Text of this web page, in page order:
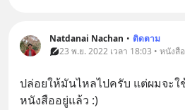
Natdanai Nachan • ติดตาม
23 พ.ย. 2022 เวลา 18:03 • หนังสือ
ปล่อยให้มันไหลไปครับ แต่ผมจะใ
หนังสืออยู่แล้ว :)